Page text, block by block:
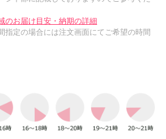
のお届け目安・納期の詳細
指定の場合には注文画面にてご希望の時間